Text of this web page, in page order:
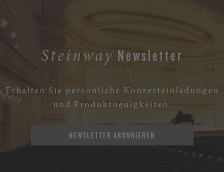
Steinway Newsletter
Erhalten Sie persönliche Konzerteinladungen
und Produktneuigkeiten:
NEWSLETTER ABONNIEREN